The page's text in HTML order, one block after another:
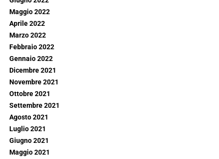
Maggio 2022
Aprile 2022
Marzo 2022
Febbraio 2022
Gennaio 2022
Dicembre 2021
Novembre 2021
Ottobre 2021
Settembre 2021
Agosto 2021
Luglio 2021
Giugno 2021
Maggio 2021